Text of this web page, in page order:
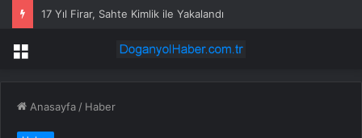
Dervişoğlu: İhanet belgesini kabul etmeyeceğiz
Menü
Anasayfa / Haber